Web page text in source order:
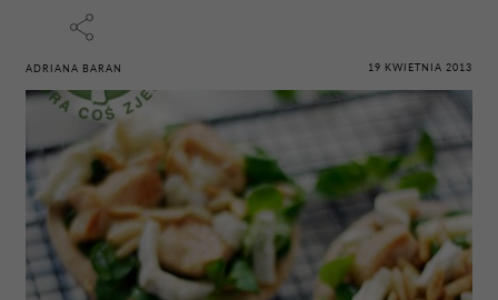
ADRIANA BARAN 19 KWIETNIA 2013